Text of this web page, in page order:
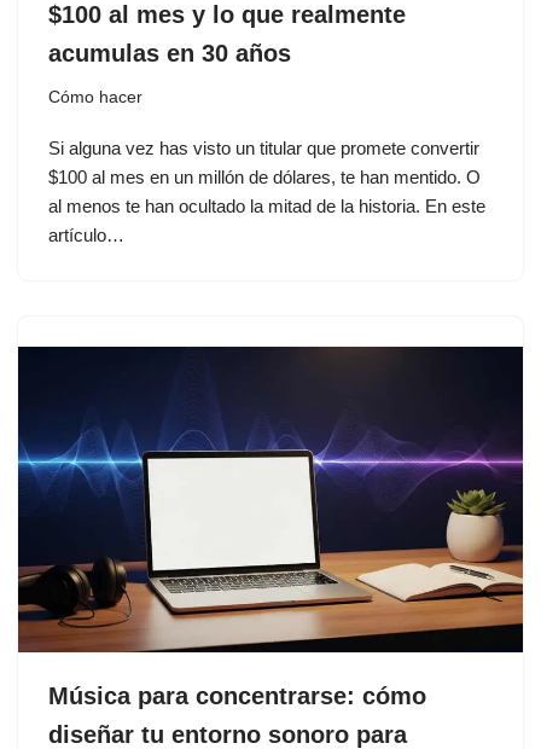
$100 al mes y lo que realmente
acumulas en 30 años
Cómo hacer
Si alguna vez has visto un titular que promete convertir
$100 al mes en un millón de dólares, te han mentido. O
al menos te han ocultado la mitad de la historia. En este
artículo…
Música para concentrarse: cómo
diseñar tu entorno sonoro para